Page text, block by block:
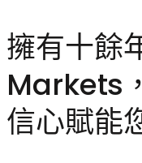
擁有十餘
Markets
信心賦能